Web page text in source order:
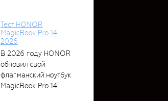
Тест HONOR
MagicBook Pro 14
2026
В 2026 году HONOR
обновил свой
флагманский ноутбук
MagicBook Pro 14....